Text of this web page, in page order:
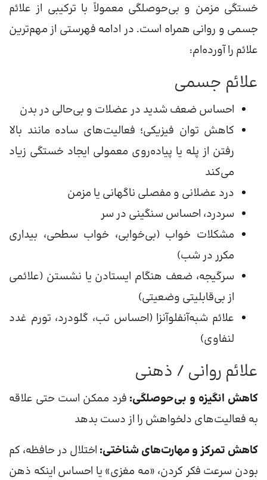
خستگی مزمن و بی‌حوصلگی معمولاً با ترکیبی از علائم
جسمی و روانی همراه است. در ادامه فهرستی از مهم‌ترین
علائم را آورده‌ام:
علائم جسمی
احساس ضعف شدید در عضلات و بی‌حالی در بدن
کاهش توان فیزیکی؛ فعالیت‌های ساده مانند بالا
رفتن از پله یا پیاده‌روی معمولی ایجاد خستگی زیاد
می‌کند
درد عضلانی و مفصلی ناگهانی یا مزمن
سردرد، احساس سنگینی در سر
مشکلات خواب (بی‌خوابی، خواب سطحی، بیداری
مکرر در شب)
سرگیجه، ضعف هنگام ایستادن یا نشستن (علائمی
از بی‌قابلیتی وضعیتی)
علائم شبه‌آنفلوآنزا (احساس تب، گلودرد، تورم غدد
لنفاوی)
علائم روانی / ذهنی
کاهش انگیزه و بی‌حوصلگی: فرد ممکن است حتی علاقه
به فعالیت‌های دلخواهش را از دست بدهد
کاهش تمرکز و مهارت‌های شناختی: اختلال در حافظه، کم
بودن سرعت فکر کردن، «مه مغزی» یا احساس اینکه ذهن